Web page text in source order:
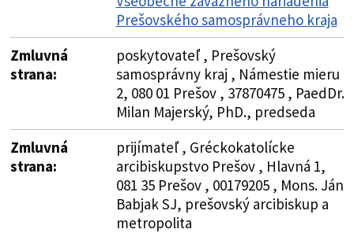
Prešovského samosprávneho kraja
Zmluvná
strana:
poskytovateľ , Prešovský
samosprávny kraj , Námestie mieru
2, 080 01 Prešov , 37870475 , PaedDr.
Milan Majerský, PhD., predseda
Zmluvná
strana:
prijímateľ , Gréckokatolícke
arcibiskupstvo Prešov , Hlavná 1,
081 35 Prešov , 00179205 , Mons. Ján
Babjak SJ, prešovský arcibiskup a
metropolita